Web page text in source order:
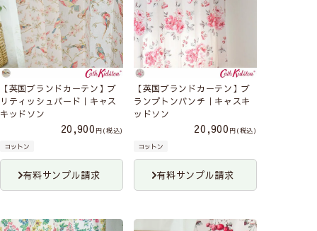
【英国ブランドカーテン】ブ
リティッシュバード｜キャス
キッドソン
20,900
税込
コットン
有料サンプル請求
【英国ブランドカーテン】ブ
ランプトンバンチ｜キャスキ
ッドソン
20,900
税込
コットン
有料サンプル請求